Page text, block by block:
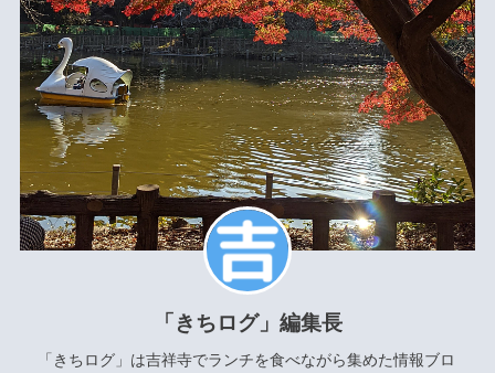
「きちログ」編集長
「きちログ」は吉祥寺でランチを食べながら集めた情報ブロ